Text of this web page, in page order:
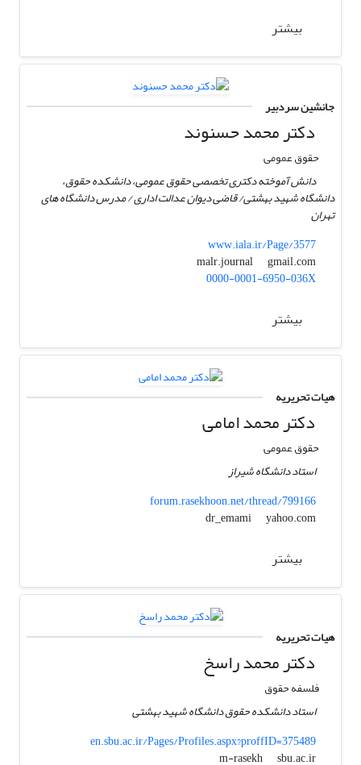
بیشتر
جانشین سردبیر
دکتر محمد حسنوند
حقوق عمومی
دانش آموخته دکتری تخصصی حقوق عمومی، دانشکده حقوق،
دانشگاه شهید بهشتی/ قاضی دیوان عدالت اداری / مدرس دانشگاه های
تهران
www.iala.ir/Page/3577
malr.journal
gmail.com
0000-0001-6950-036X
بیشتر
هیات تحریریه
دکتر محمد امامی
حقوق عمومی
استاد دانشگاه شیراز
forum.rasekhoon.net/thread/799166
dr_emami
yahoo.com
بیشتر
هیات تحریریه
دکتر محمد راسخ
فلسفه حقوق
استاد دانشکده حقوق دانشگاه شهید بهشتی
en.sbu.ac.ir/Pages/Profiles.aspx?proffID=375489
m-rasekh
sbu.ac.ir